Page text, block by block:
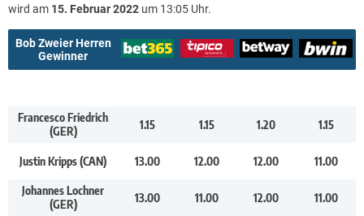
wird am 15. Februar 2022 um 13:05 Uhr.
Bob Zweier Herren
Gewinner
Francesco Friedrich
(GER)
1.15 1.15 1.20 1.15
Justin Kripps (CAN) 13.00 12.00 12.00 11.00
Johannes Lochner
(GER)
13.00 11.00 12.00 11.00